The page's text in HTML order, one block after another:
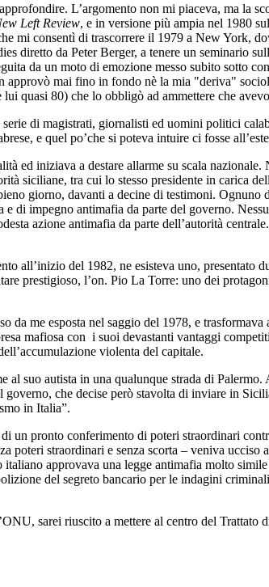
L’argomento non mi piaceva, ma la
Left Review, e in versione più ampia nel 1980
mi consentì di trascorrere il 1979 a New York,
diretto da Peter Berger, a tenere un seminario
da un moto di emozione messo subito sotto
approvò mai fino in fondo nè la mia "deriva"
quasi 80) che lo obbligò ad ammettere che
di magistrati, giornalisti ed uomini politici
e quel po’che si poteva intuire ci fosse
ed iniziava a destare allarme su scala
siciliane, tra cui lo stesso presidente in carica
giorno, davanti a decine di testimoni. Ognuno
di impegno antimafia da parte del governo.
azione antimafia da parte dell’autorità
all’inizio del 1982, ne esisteva uno, presentato
prestigioso, l’on. Pio La Torre: uno dei
me esposta nel saggio del 1978, e trasformava
mafiosa con i suoi devastanti vantaggi
violenta del capitale.
suo autista in una qualunque strada di Palermo.
che decise però stavolta di inviare in
in Italia”.
un pronto conferimento di poteri straordinari
poteri straordinari e senza scorta – veniva ucciso
approvava una legge antimafia molto
del segreto bancario per le indagini
sarei riuscito a mettere al centro del Trattato